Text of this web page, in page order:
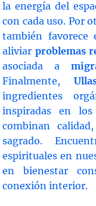
la energía del
con cada uso. Por
también favorece
aliviar problemas
asociada a
Finalmente,
ingredientes
inspiradas en
combinan
sagrado.
espirituales en
en bienestar
conexión interior.